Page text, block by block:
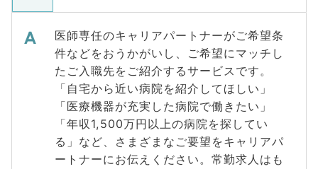
医師専任のキャリアパートナーがご希望条
件などをおうかがいし、ご希望にマッチし
たご入職先をご紹介するサービスです。
「自宅から近い病院を紹介してほしい」
「医療機器が充実した病院で働きたい」
「年収1,500万円以上の病院を探してい
る」など、さまざまなご要望をキャリアパ
ートナーにお伝えください。常勤求人はも